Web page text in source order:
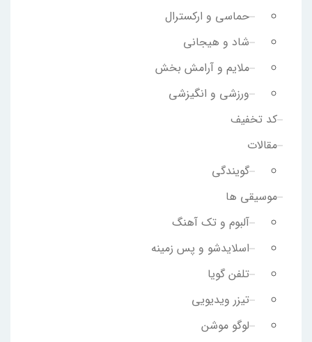
حماسی و ارکسترال
شاد و هیجانی
ملایم و آرامش بخش
ورزشی و انگیزشی
کد تخفیف
مقالات
گویندگی
موسیقی ها
آلبوم و تک آهنگ
اسلایدشو و پس زمینه
تلفن گویا
تیزر ویدیویی
لوگو موشن